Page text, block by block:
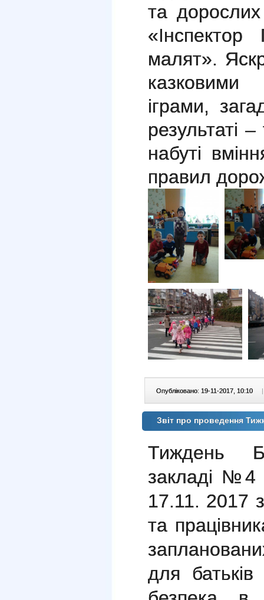
та
малят».
іграми,
результаті
набуті
правил
Опубліковано: 19-11-2017, 10:10 |
Звіт про проведення
Тиждень
закладі №4
17.11. 2017
та
для